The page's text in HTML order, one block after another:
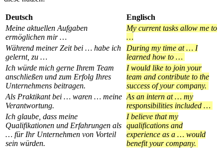
Deutsch
Englisch
Meine aktuellen Aufgaben
ermöglichen mir …
My current tasks allow me to
…
Während meiner Zeit bei … habe ich
gelernt, zu …
During my time at … I
learned how to …
Ich würde mich gerne Ihrem Team
anschließen und zum Erfolg Ihres
Unternehmens beitragen.
I would like to join your
team and contribute to the
success of your company.
Als Praktikant bei … waren … meine
Verantwortung.
As an intern at … my
responsibilities included …
Ich glaube, dass meine
Qualifikationen und Erfahrungen als
… für Ihr Unternehmen von Vorteil
sein würden.
I believe that my
qualifications and
experience as a … would
benefit your company.